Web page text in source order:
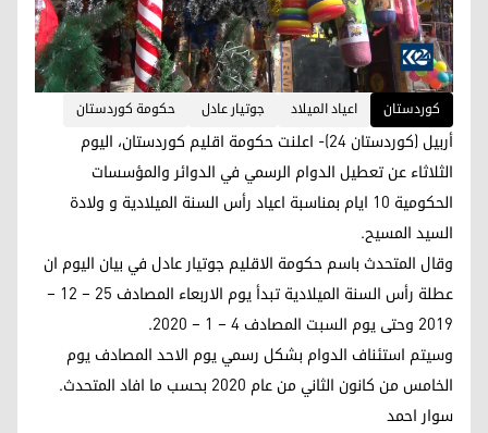
کوردستان اعياد الميلاد جوتيار عادل حكومة كوردستان
أربيل (كوردستان 24)- اعلنت حكومة اقليم كوردستان، اليوم
الثلاثاء عن تعطيل الدوام الرسمي في الدوائر والمؤسسات
الحكومية 10 ايام بمناسبة اعياد رأس السنة الميلادية و ولادة
السيد المسيح.
وقال المتحدث باسم حكومة الاقليم جوتيار عادل في بيان اليوم ان
عطلة رأس السنة الميلادية تبدأ يوم الاربعاء المصادف 25 – 12 –
2019 وحتى يوم السبت المصادف 4 – 1 – 2020.
وسيتم استئناف الدوام بشكل رسمي يوم الاحد المصادف يوم
الخامس من كانون الثاني من عام 2020 بحسب ما افاد المتحدث.
سوار احمد